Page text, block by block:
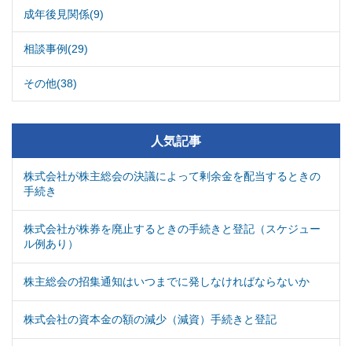
成年後見関係(9)
相談事例(29)
その他(38)
人気記事
株式会社が株主総会の決議によって剰余金を配当するときの
手続き
株式会社が株券を廃止するときの手続きと登記（スケジュー
ル例あり）
株主総会の招集通知はいつまでに発しなければならないか
株式会社の資本金の額の減少（減資）手続きと登記